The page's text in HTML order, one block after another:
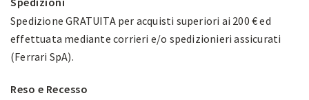
Spedizione GRATUITA per acquisti superiori ai 200 € ed
effettuata mediante corrieri e/o spedizionieri assicurati
(Ferrari SpA).
Reso e Recesso